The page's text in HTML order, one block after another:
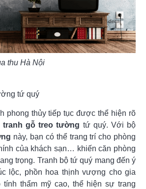
thu Hà Nội
tứ quý
phong thủy tiếp tục được thể hiện rõ
tranh gỗ treo tường tứ quý. Với bộ
này, bạn có thể trang trí cho phòng
của khách sạn… khiến căn phòng
trọng. Tranh bộ tứ quý mang đến ý
lộc, phồn hoa thịnh vượng cho gia
tính thẩm mỹ cao, thể hiện sự trang